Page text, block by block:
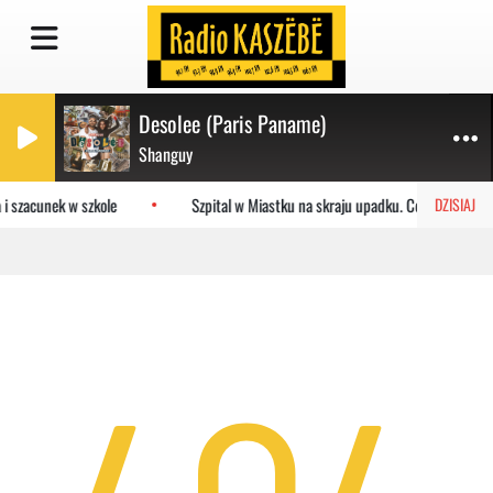
Desolee (Paris Paname)
Shanguy
DZISIAJ
szacunek w szkole Szpital w Miastku na skraju upadku. Co czeka